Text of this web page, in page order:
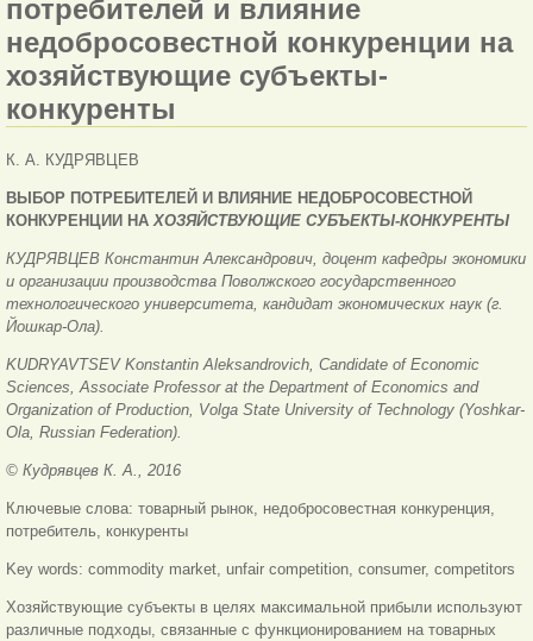
потребителей и влияние
недобросовестной конкуренции на
хозяйствующие субъекты-
конкуренты
К. А. КУДРЯВЦЕВ
ВЫБОР ПОТРЕБИТЕЛЕЙ И ВЛИЯНИЕ НЕДОБРОСОВЕСТНОЙ
КОНКУРЕНЦИИ НАХОЗЯЙСТВУЮЩИЕ СУБЪЕКТЫ-КОНКУРЕНТЫ
КУДРЯВЦЕВ Константин Александрович, доцент кафедры экономики
и организации производства Поволжского государственного
технологического университета, кандидат экономических наук (г.
Йошкар-Ола).
KUDRYAVTSEV Konstantin Aleksandrovich, Candidate of Economic
Sciences, Associate Professor at the Department of Economics and
Organization of Production, Volga State University of Technology (Yoshkar-
Ola, Russian Federation).
© Кудрявцев К. А., 2016
Ключевые слова: товарный рынок, недобросовестная конкуренция,
потребитель, конкуренты
Key words: commodity market, unfair competition, consumer, competitors
Хозяйствующие субъекты в целях максимальной прибыли используют
различные подходы, связанные с функционированием на товарных